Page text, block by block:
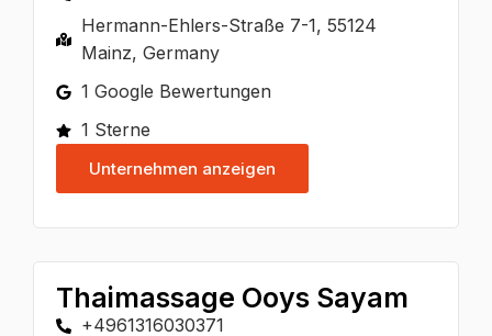
Hermann-Ehlers-Straße 7-1, 55124
Mainz, Germany
1 Google Bewertungen
1 Sterne
Unternehmen anzeigen
Thaimassage Ooys Sayam
+4961316030371